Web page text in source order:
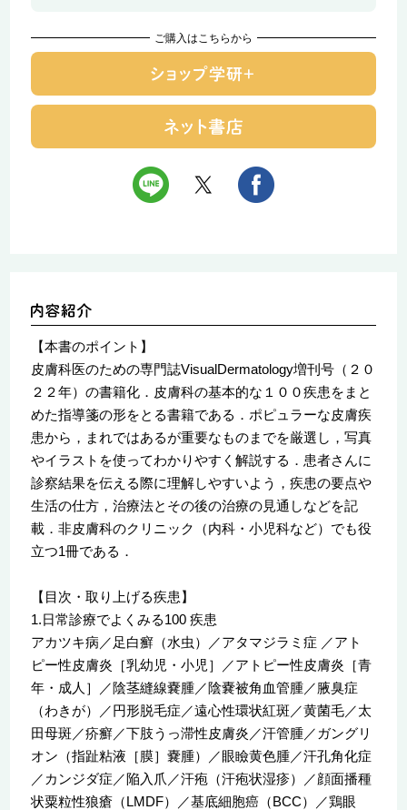
ご購入はこちらから
【本書のポイント】
皮膚科医のための専門誌VisualDermatology増刊号（２０
２２年）の書籍化．皮膚科の基本的な１００疾患をまと
めた指導箋の形をとる書籍である．ポピュラーな皮膚疾
患から，まれではあるが重要なものまでを厳選し，写真
やイラストを使ってわかりやすく解説する．患者さんに
診察結果を伝える際に理解しやすいよう，疾患の要点や
生活の仕方，治療法とその後の治療の見通しなどを記
載．非皮膚科のクリニック（内科・小児科など）でも役
立つ1冊である．
【目次・取り上げる疾患】
1.日常診療でよくみる100 疾患
アカツキ病／足白癬（水虫）／アタマジラミ症 ／アト
ピー性皮膚炎［乳幼児・小児］／アトピー性皮膚炎［青
年・成人］／陰茎縫線嚢腫／陰嚢被角血管腫／腋臭症
（わきが）／円形脱毛症／遠心性環状紅斑／黄菌毛／太
田母斑／疥癬／下肢うっ滞性皮膚炎／汗管腫／ガングリ
オン（指趾粘液［膜］嚢腫）／眼瞼黄色腫／汗孔角化症
／カンジダ症／陥入爪／汗疱（汗疱状湿疹）／顔面播種
状粟粒性狼瘡（LMDF）／基底細胞癌（BCC）／鶏眼